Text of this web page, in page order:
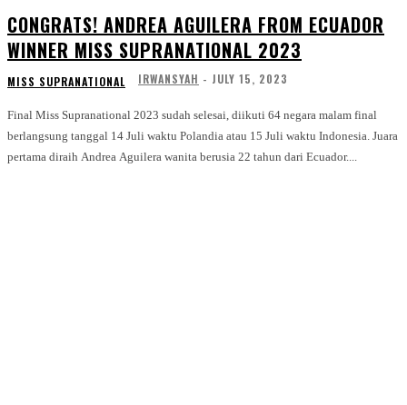
CONGRATS! ANDREA AGUILERA FROM ECUADOR
WINNER MISS SUPRANATIONAL 2023
MISS SUPRANATIONAL IRWANSYAH - JULY 15, 2023
Final Miss Supranational 2023 sudah selesai, diikuti 64 negara malam final
berlangsung tanggal 14 Juli waktu Polandia atau 15 Juli waktu Indonesia. Juara
pertama diraih Andrea Aguilera wanita berusia 22 tahun dari Ecuador....